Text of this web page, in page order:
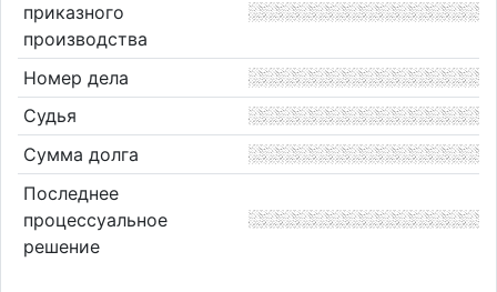
приказного
производства
Номер дела
Судья
Сумма долга
Последнее
процессуальное
решение